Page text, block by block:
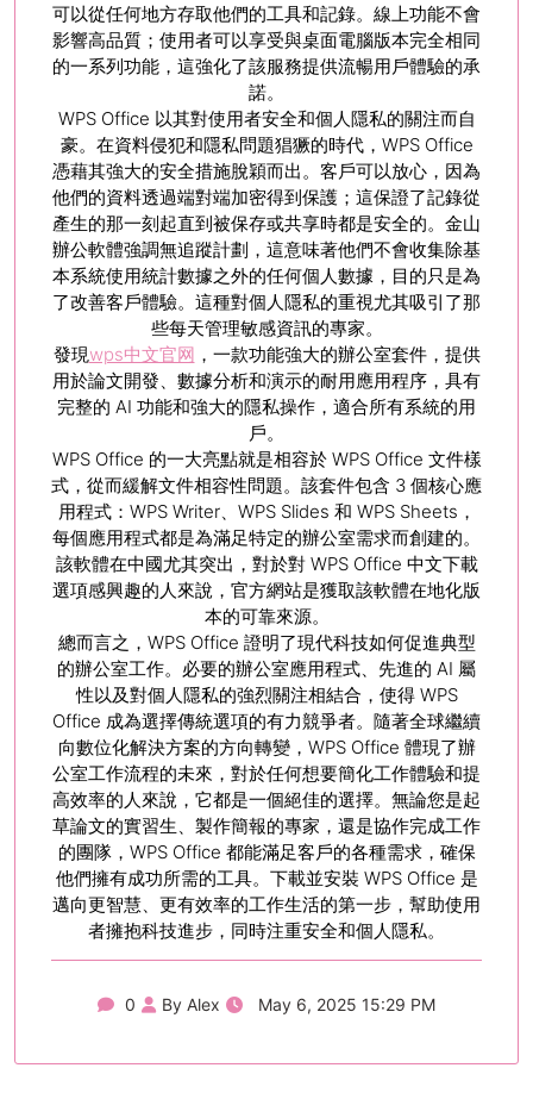
可以從任何地方存取他們的工具和記錄。線上功能不會
影響高品質；使用者可以享受與桌面電腦版本完全相同
的一系列功能，這強化了該服務提供流暢用戶體驗的承
諾。
WPS Office 以其對使用者安全和個人隱私的關注而自
豪。在資料侵犯和隱私問題猖獗的時代，WPS Office
憑藉其強大的安全措施脫穎而出。客戶可以放心，因為
他們的資料透過端對端加密得到保護；這保證了記錄從
產生的那一刻起直到被保存或共享時都是安全的。金山
辦公軟體強調無追蹤計劃，這意味著他們不會收集除基
本系統使用統計數據之外的任何個人數據，目的只是為
了改善客戶體驗。這種對個人隱私的重視尤其吸引了那
些每天管理敏感資訊的專家。
發現wps中文官网 ，一款功能強大的辦公室套件，提供
用於論文開發、數據分析和演示的耐用應用程序，具有
完整的 AI 功能和強大的隱私操作，適合所有系統的用
戶。
WPS Office 的一大亮點就是相容於 WPS Office 文件樣
式，從而緩解文件相容性問題。該套件包含 3 個核心應
用程式：WPS Writer、WPS Slides 和 WPS Sheets，
每個應用程式都是為滿足特定的辦公室需求而創建的。
該軟體在中國尤其突出，對於對 WPS Office 中文下載
選項感興趣的人來說，官方網站是獲取該軟體在地化版
本的可靠來源。
總而言之，WPS Office 證明了現代科技如何促進典型
的辦公室工作。必要的辦公室應用程式、先進的 AI 屬
性以及對個人隱私的強烈關注相結合，使得 WPS
Office 成為選擇傳統選項的有力競爭者。隨著全球繼續
向數位化解決方案的方向轉變，WPS Office 體現了辦
公室工作流程的未來，對於任何想要簡化工作體驗和提
高效率的人來說，它都是一個絕佳的選擇。無論您是起
草論文的實習生、製作簡報的專家，還是協作完成工作
的團隊，WPS Office 都能滿足客戶的各種需求，確保
他們擁有成功所需的工具。下載並安裝 WPS Office 是
邁向更智慧、更有效率的工作生活的第一步，幫助使用
者擁抱科技進步，同時注重安全和個人隱私。
0 By Alex May 6, 2025 15:29 PM